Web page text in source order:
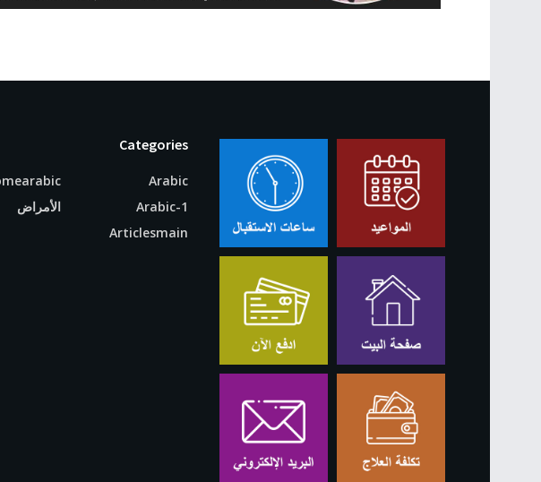
Categories
Arabic
Arabic-1
Articlesmain
الأمراض